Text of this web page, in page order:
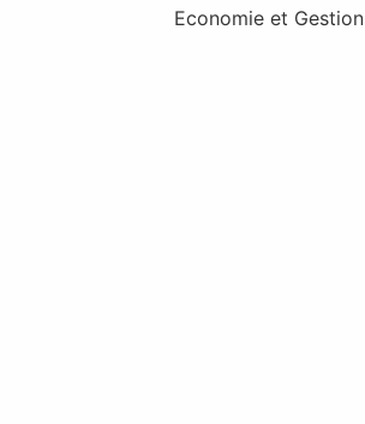
Economie et Gestion